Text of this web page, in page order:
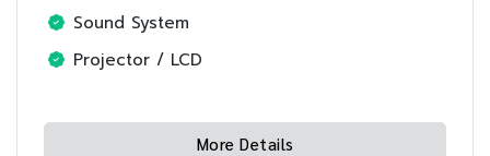
Sound System
Projector / LCD
More Details